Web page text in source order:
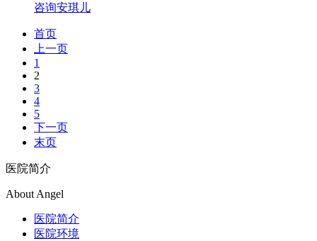
咨询安琪儿
首页
上一页
1
2
3
4
5
下一页
末页
医院简介
About Angel
医院简介
医院环境